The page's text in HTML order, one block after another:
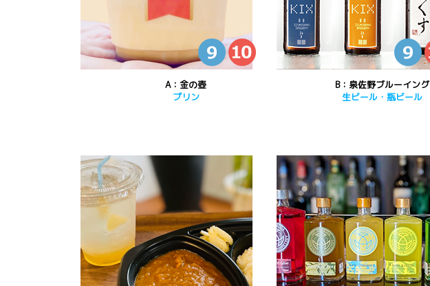
A：金の壺
プリン
B：泉佐野ブルーイング
生ビール・瓶ビール